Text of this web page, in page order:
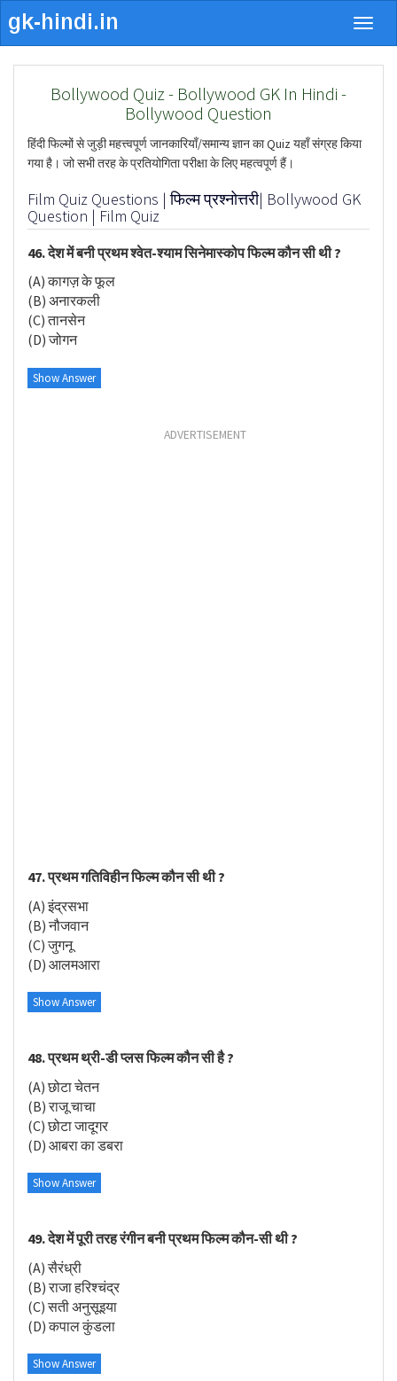
Bollywood Quiz - Bollywood GK In Hindi -
Bollywood Question
हिंदी फिल्मों से जुड़ी महत्त्वपूर्ण जानकारियाँ/समान्य ज्ञान का Quiz यहाँ संग्रह किया
गया है। जो सभी तरह के प्रतियोगिता परीक्षा के लिए महत्वपूर्ण हैं।
Film Quiz Questions | फिल्म प्रश्नोत्तरी| Bollywood GK
Question | Film Quiz
46. देश में बनी प्रथम श्वेत-श्याम सिनेमास्कोप फिल्म कौन सी थी ?
(A) कागज़ के फूल
(B) अनारकली
(C) तानसेन
(D) जोगन
Show Answer
ADVERTISEMENT
47. प्रथम गतिविहीन फिल्म कौन सी थी ?
(A) इंद्रसभा
(B) नौजवान
(C) जुगनू
(D) आलमआरा
Show Answer
48. प्रथम थ्री-डी प्लस फिल्म कौन सी है ?
(A) छोटा चेतन
(B) राजू चाचा
(C) छोटा जादूगर
(D) आबरा का डबरा
Show Answer
49. देश में पूरी तरह रंगीन बनी प्रथम फिल्म कौन-सी थी ?
(A) सैरंध्री
(B) राजा हरिश्चंद्र
(C) सती अनुसूइया
(D) कपाल कुंडला
Show Answer